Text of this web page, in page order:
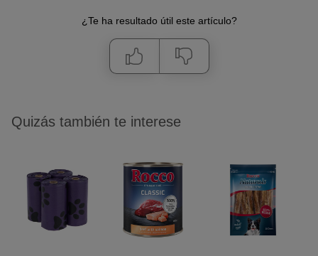
¿Te ha resultado útil este artículo?
Quizás también te interese